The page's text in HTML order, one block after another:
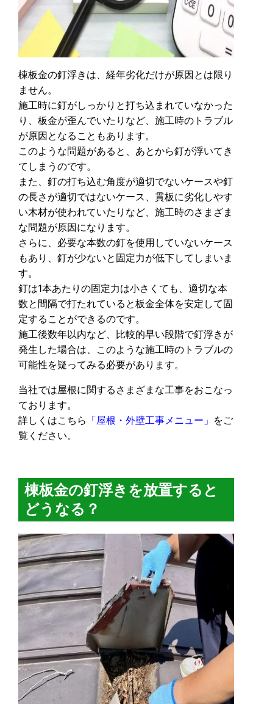
棟板金の釘浮きは、経年劣化だけが原因とは限り
ません。
施工時に釘がしっかりと打ち込まれていなかった
り、板金が歪んでいたりなど、施工時のトラブル
が原因となることもあります。
このような問題があると、あとから釘が浮いてき
てしまうのです。
また、釘の打ち込む角度が適切でないケースや釘
の長さが適切ではないケース、貫板に劣化しやす
い木材が使われていたりなど、施工時のさまざま
な問題が原因になります。
さらに、必要な本数の釘を使用していないケース
もあり、釘が少ないと固定力が低下してしまいま
す。
釘は1本あたりの固定力は小さくても、適切な本
数と間隔で打たれていると板金全体を安定して固
定することができるのです。
施工後数年以内など、比較的早い段階で釘浮きが
発生した場合は、このような施工時のトラブルの
可能性を疑ってみる必要があります。
当社では屋根に関するさまざまな工事をおこなっ
ております。
詳しくはこちら 「屋根・外壁工事メニュー」 をご
覧ください。
棟板金の釘浮きを放置すると
どうなる？